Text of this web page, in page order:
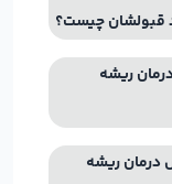
قبولشان چیست؟
ریشه
درمان ریشه